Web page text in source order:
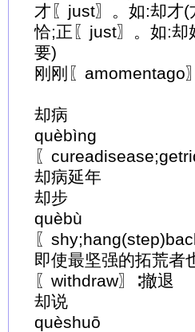
才〖just〗。如:却才(
恰;正〖just〗。如:却
要)
刚刚〖amomentago
却病
quèbìng
〖
却病延年
却步
quèbù
〖
即使最坚强的拓荒者
〖withdraw〗∶撤退
却说
quèshuō